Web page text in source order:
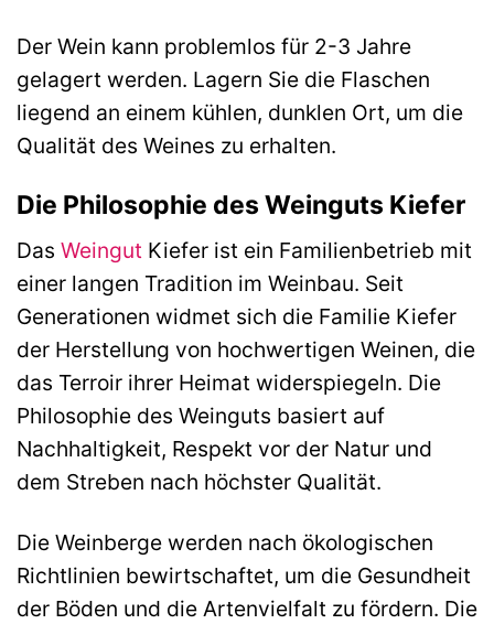
Der Wein kann problemlos für 2-3 Jahre
gelagert werden. Lagern Sie die Flaschen
liegend an einem kühlen, dunklen Ort, um die
Qualität des Weines zu erhalten.
Die Philosophie des Weinguts Kiefer
Das Weingut Kiefer ist ein Familienbetrieb mit
einer langen Tradition im Weinbau. Seit
Generationen widmet sich die Familie Kiefer
der Herstellung von hochwertigen Weinen, die
das Terroir ihrer Heimat widerspiegeln. Die
Philosophie des Weinguts basiert auf
Nachhaltigkeit, Respekt vor der Natur und
dem Streben nach höchster Qualität.
Die Weinberge werden nach ökologischen
Richtlinien bewirtschaftet, um die Gesundheit
der Böden und die Artenvielfalt zu fördern. Die